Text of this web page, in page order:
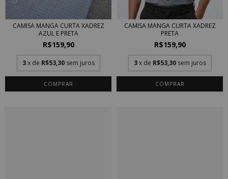
CAMISA MANGA CURTA XADREZ
AZUL E PRETA
R$159,90
3 x de R$53,30 sem juros
COMPRAR
CAMISA MANGA CURTA XADREZ
PRETA
R$159,90
3 x de R$53,30 sem juros
COMPRAR